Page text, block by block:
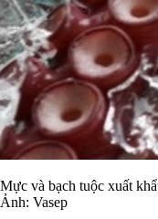
Mực và bạch tuộc xuất
Ảnh: Vasep